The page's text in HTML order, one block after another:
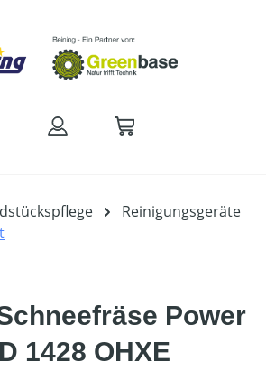
Reinigungsgeräte
Power
1428 OHXE